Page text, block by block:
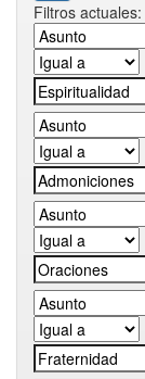
Filtros actuales: